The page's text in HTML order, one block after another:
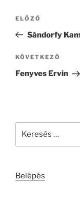
Bejegyzés
Korábbi
bejegyzés
ELŐZŐ
Sándorfy
Következő
bejegyzés
KÖVETKEZŐ
Fenyves Ervin
Belépés